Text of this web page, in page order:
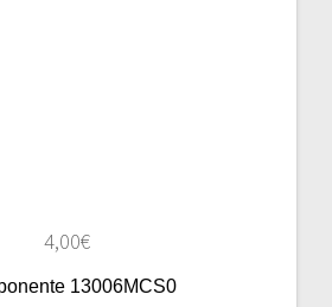
4,00€
13006MCS0